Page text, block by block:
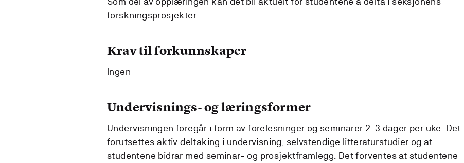
forskningsprosjekter.
Krav til forkunnskaper
Ingen
Undervisnings- og læringsformer
Undervisningen foregår i form av forelesninger og seminarer 2-3 dager per uke. Det
forutsettes aktiv deltaking i undervisning, selvstendige litteraturstudier og at
studentene bidrar med seminar- og prosjektframlegg. Det forventes at studentene